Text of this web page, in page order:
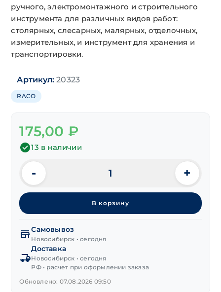
ручного, электромонтажного и строительного
инструмента для различных видов работ:
столярных, слесарных, малярных, отделочных,
измерительных, и инструмент для хранения и
транспортировки.
Артикул: 20323
RACO
175,00 ₽
13 в наличии
Количество
товара
Переходник
для
полива
"RACO"
съем
(M)
-
- +
В корзину
Самовывоз
Новосибирск • сегодня
Доставка
Новосибирск • сегодня
РФ • расчет при оформлении заказа
Обновлено: 07.08.2026 09:50